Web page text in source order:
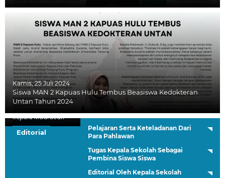
Kamis, 25 Juli 2024
Siswa MAN 2 Kapuas Hulu Tembus Beasiswa Kedokteran
Untan Tahun 2024
Editorial
Kepala Madrasah
Pelajaran Serta Keteladanan Dari
Para Pahlawan
Tugas Kepala Sekolah Sebagai
Pembina Siswa Siswa
Editorial Oleh Kepala Sekolah